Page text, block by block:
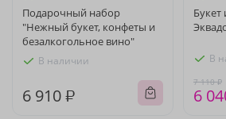
Подарочный набор
"Нежный букет, конфеты и
безалкогольное вино"
В наличии
6 910 ₽
Букет
В
7 110 ₽
6